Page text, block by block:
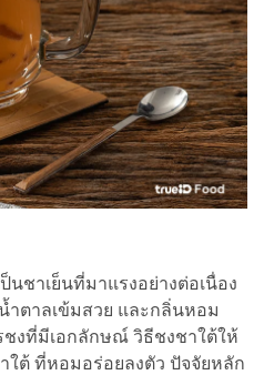
ป็นชาเย็นที่มาแรงอย่างต่อเนื่อง
ตาลเข้มสวย และกลิ่นหอม
งที่มีเอกลักษณ์ วิธีชงชาใต้ให้
ใต้ ที่หอมอร่อยลงตัว ปัจจัยหลัก